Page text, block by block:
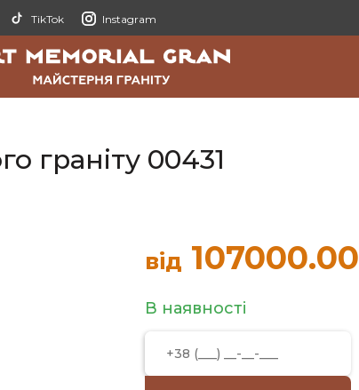
TikTok Instagram
граніту 00431
від 107000.00
В наявності